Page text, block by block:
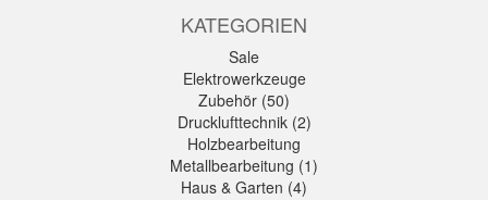
KATEGORIEN
Sale
Elektrowerkzeuge
Zubehör (50)
Drucklufttechnik (2)
Holzbearbeitung
Metallbearbeitung (1)
Haus & Garten (4)